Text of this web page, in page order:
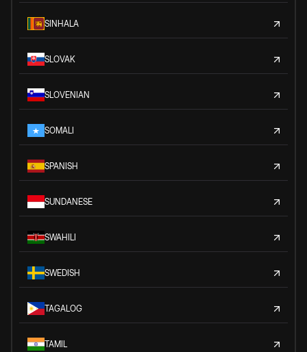
SINHALA
SLOVAK
SLOVENIAN
SOMALI
SPANISH
SUNDANESE
SWAHILI
SWEDISH
TAGALOG
TAMIL